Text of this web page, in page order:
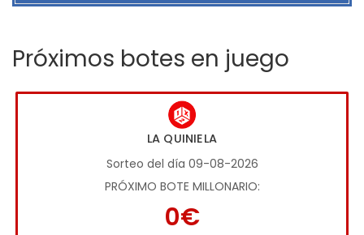
Próximos botes en juego
LA QUINIELA
Sorteo del día 09-08-2026
PRÓXIMO BOTE MILLONARIO:
0€